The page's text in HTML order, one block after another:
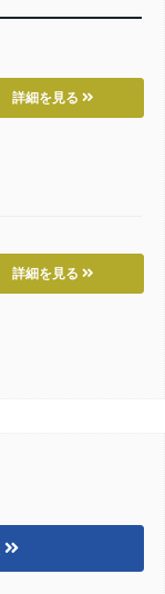
詳細を見る
詳細を見る